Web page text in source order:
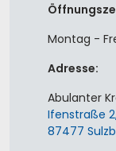
Montag -
Adresse:
Abulanter
Ifenstraße
87477